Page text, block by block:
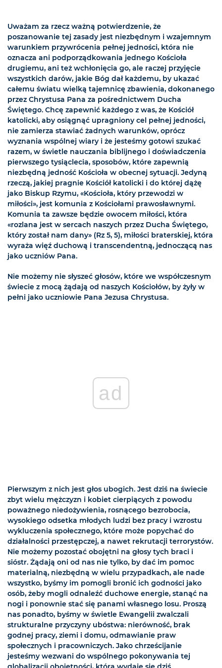
Uważam za rzecz ważną potwierdzenie, że
poszanowanie tej zasady jest niezbędnym i wzajemnym
warunkiem przywrócenia pełnej jedności, która nie
oznacza ani podporządkowania jednego Kościoła
drugiemu, ani też wchłonięcia go, ale raczej przyjęcie
wszystkich darów, jakie Bóg dał każdemu, by ukazać
całemu światu wielką tajemnicę zbawienia, dokonanego
przez Chrystusa Pana za pośrednictwem Ducha
Świętego. Chcę zapewnić każdego z was, że Kościół
katolicki, aby osiągnąć upragniony cel pełnej jedności,
nie zamierza stawiać żadnych warunków, oprócz
wyznania wspólnej wiary i że jesteśmy gotowi szukać
razem, w świetle nauczania biblijnego i doświadczenia
pierwszego tysiąclecia, sposobów, które zapewnią
niezbędną jedność Kościoła w obecnej sytuacji. Jedyną
rzeczą, jakiej pragnie Kościół katolicki i do której dążę
jako Biskup Rzymu, «Kościoła, który przewodzi w
miłości», jest komunia z Kościołami prawosławnymi.
Komunia ta zawsze będzie owocem miłości, która
«rozlana jest w sercach naszych przez Ducha Świętego,
który został nam dany» (Rz 5, 5), miłości braterskiej, która
wyraża więź duchową i transcendentną, jednoczącą nas
jako uczniów Pana.
Nie możemy nie słyszeć głosów, które we współczesnym
świecie z mocą żądają od naszych Kościołów, by żyły w
pełni jako uczniowie Pana Jezusa Chrystusa.
ad
Pierwszym z nich jest głos ubogich. Jest dziś na świecie
zbyt wielu mężczyzn i kobiet cierpiących z powodu
poważnego niedożywienia, rosnącego bezrobocia,
wysokiego odsetka młodych ludzi bez pracy i wzrostu
wykluczenia społecznego, które może popychać do
działalności przestępczej, a nawet rekrutacji terrorystów.
Nie możemy pozostać obojętni na głosy tych braci i
sióstr. Żądają oni od nas nie tylko, by dać im pomoc
materialną, niezbędną w wielu przypadkach, ale nade
wszystko, byśmy im pomogli bronić ich godności jako
osób, żeby mogli odnaleźć duchowe energie, stanąć na
nogi i ponownie stać się panami własnego losu. Proszą
nas ponadto, byśmy w świetle Ewangelii zwalczali
strukturalne przyczyny ubóstwa: nierówność, brak
godnej pracy, ziemi i domu, odmawianie praw
społecznych i pracowniczych. Jako chrześcijanie
jesteśmy wezwani do wspólnego pokonywania tej